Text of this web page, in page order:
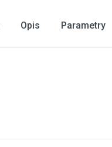
Opis Parametry